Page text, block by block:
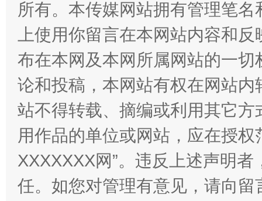
招工难、用工荒背后
所有。本传媒网站拥有管理笔
上使用你留言在本网站内容和
布在本网及本网所属网站的一
论和投稿，本网站有权在网站
站不得转载、摘编或利用其它
用作品的单位或网站，应在授
XXXXXXX网”。违反上述声明
任。如您对管理有意见，请向